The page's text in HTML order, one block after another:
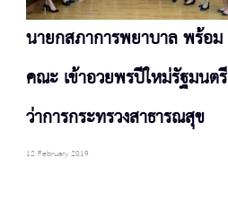
นายกสภาการพยาบาล พร้อม
คณะ เข้าอวยพรปีใหม่รัฐมนตรี
ว่าการกระทรวงสาธารณสุข
12 February 2019